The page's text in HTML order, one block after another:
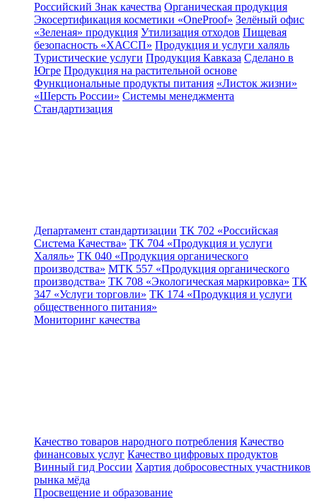
Российский Знак качества Органическая продукция
Экосертификация косметики «OneProof» Зелёный офис
«Зеленая» продукция Утилизация отходов Пищевая
безопасность «ХАССП» Продукция и услуги халяль
Туристические услуги Продукция Кавказа Сделано в
Югре Продукция на растительной основе
Функциональные продукты питания «Листок жизни»
«Шерсть России» Системы менеджмента
Стандартизация
Департамент стандартизации ТК 702 «Российская
Система Качества» ТК 704 «Продукция и услуги
Халяль» ТК 040 «Продукция органического
производства» МТК 557 «Продукция органического
производства» ТК 708 «Экологическая маркировка» ТК
347 «Услуги торговли» ТК 174 «Продукция и услуги
общественного питания»
Мониторинг качества
Качество товаров народного потребления Качество
финансовых услуг Качество цифровых продуктов
Винный гид России Хартия добросовестных участников
рынка мёда
Просвещение и образование